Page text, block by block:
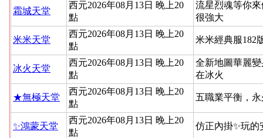
霜城天堂
西元2026年08月13日 晚上20
點
流星烈魂等你
很強大
米米天堂
西元2026年08月13日 晚上20
點
米米經典服182
冰火天堂
西元2026年08月13日 晚上20
點
全新地圖華麗
在冰火
★無極天堂
西元2026年08月13日 晚上20
點
五職業平衡，
✨鴻蒙天堂
西元2026年08月13日 晚上20
點
仿正內掛✨玩的